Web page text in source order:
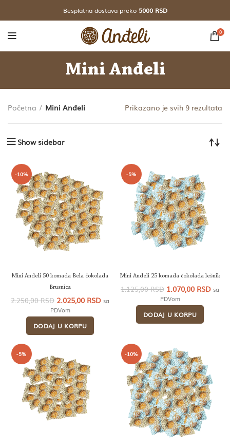
Besplatna dostava preko5000 RSD
0
Mini Anđeli
Početna Mini Anđeli Prikazano je svih 9 rezultata
Show sidebar
-10%
Mini Anđeli 50 komada Bela čokolada
Brusnica
2.250,00RSD Originalna
cena
je
bila:
2.250,00 RSD.
2.025,00 RSDTrenutna
sa
PDVom
DODAJ U KORPU
-5%
Mini Anđeli 25 komada čokolada lešnik
1.125,00RSD Originalna
cena
je
bila:
1.125,00 RSD.
1.070,00 RSD sa
PDVom
DODAJ U KORPU
-5% -10%